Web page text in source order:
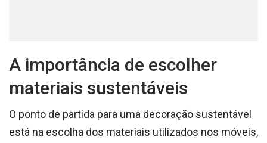
A importância de escolher
materiais sustentáveis
O ponto de partida para uma decoração sustentável
está na escolha dos materiais utilizados nos móveis,